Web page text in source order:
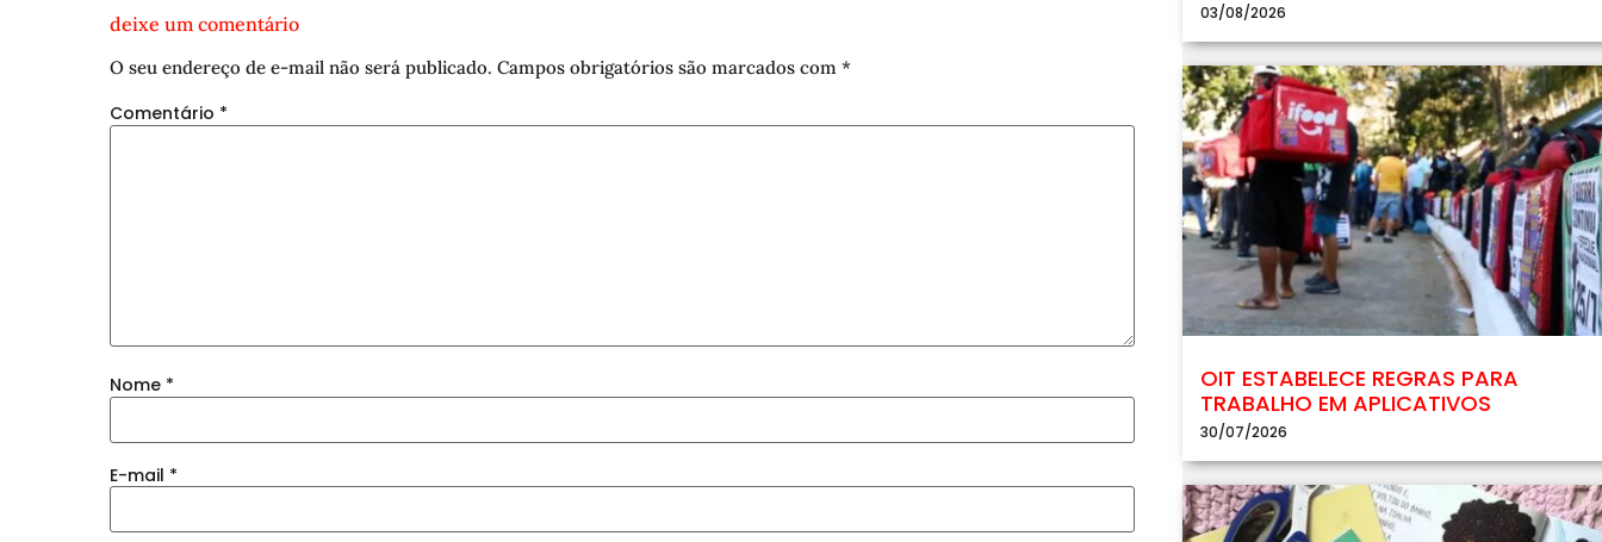
deixe um comentário
O seu endereço de e-mail não será publicado. Campos obrigatórios são marcados com *
Comentário *
Nome *
E-mail *
03/08/2026
OIT ESTABELECE REGRAS PARA
TRABALHO EM APLICATIVOS
30/07/2026